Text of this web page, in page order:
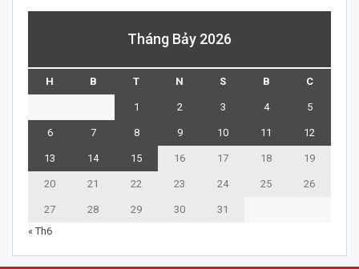
Tháng Bảy 2026
H B T N S B C
1 2 3 4 5
6 7 8 9 10 11 12
13 14 15 16 17 18 19
20 21 22 23 24 25 26
27 28 29 30
31
« Th6